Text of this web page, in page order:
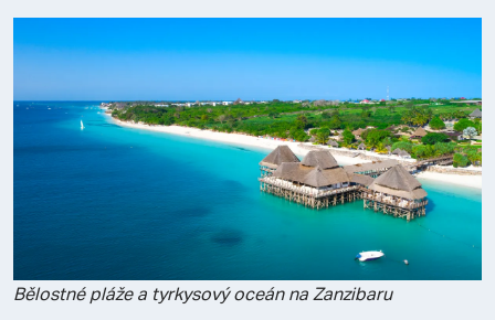
Bělostné pláže a tyrkysový oceán na Zanzibaru